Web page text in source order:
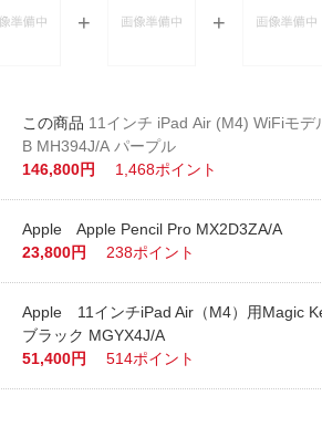
11インチ iPad Air (M4) WiFiモデル Apple M4搭載 11型 ストレージ：256G
B MH394J/A パープル
146,800円
1,468ポイント
Apple Apple Pencil Pro MX2D3ZA/A
23,800円
238ポイント
Apple 11インチiPad Air（M4）用Magic
ブラック MGYX4J/A
51,400円
514ポイント